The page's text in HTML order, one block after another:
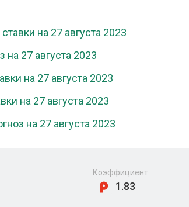
на 27 августа 2023
на 27 августа 2023
на 27 августа 2023
на 27 августа 2023
на 27 августа 2023
Коэффициент
1.83